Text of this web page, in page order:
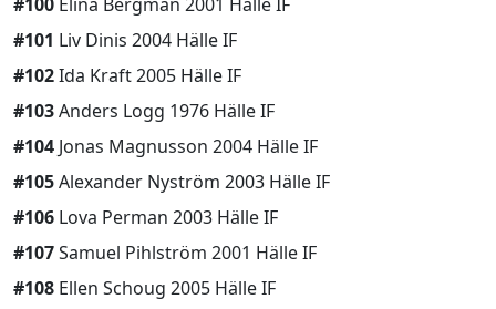
#101 Liv Dinis 2004 Hälle IF
#102Ida Kraft 2005 Hälle IF
#103Anders Logg 1976 Hälle IF
#104 Jonas Magnusson 2004 Hälle IF
#105Alexander Nyström 2003 Hälle IF
#106 Lova Perman 2003 Hälle IF
#107Samuel Pihlström 2001 Hälle IF
#108 Ellen Schoug 2005 Hälle IF